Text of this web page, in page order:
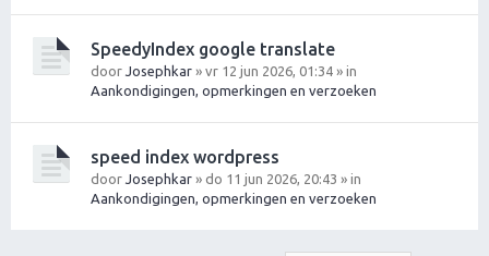
SpeedyIndex google translate
door Josephkar » vr 12 jun 2026, 01:34 » in
Aankondigingen, opmerkingen en verzoeken
speed index wordpress
door Josephkar » do 11 jun 2026, 20:43 » in
Aankondigingen, opmerkingen en verzoeken